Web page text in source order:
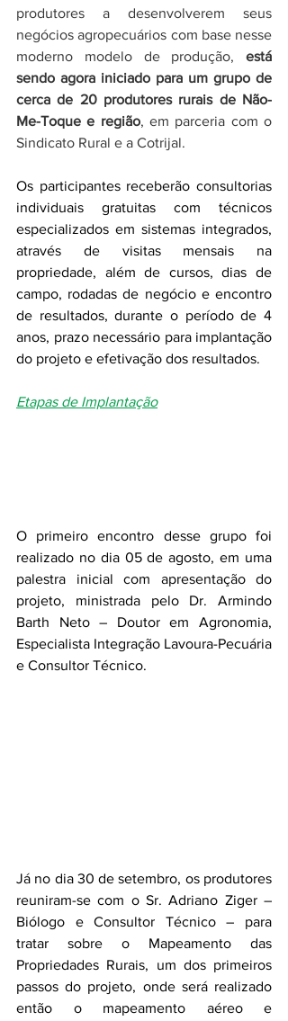
produtores a desenvolverem seus
negócios agropecuários com base nesse
moderno modelo de produção, está
sendo agora iniciado para um grupo de
cerca de 20 produtores rurais de Não-
Me-Toque e região, em parceria com o
Sindicato Rural e a Cotrijal.
Os participantes receberão consultorias
individuais gratuitas com técnicos
especializados em sistemas integrados,
através de visitas mensais na
propriedade, além de cursos, dias de
campo, rodadas de negócio e encontro
de resultados, durante o período de 4
anos, prazo necessário para implantação
do projeto e efetivação dos resultados.
Etapas de Implantação
O primeiro encontro desse grupo foi
realizado no dia 05 de agosto, em uma
palestra inicial com apresentação do
projeto, ministrada pelo Dr. Armindo
Barth Neto – Doutor em Agronomia,
Especialista Integração Lavoura-Pecuária
e Consultor Técnico.
Já no dia 30 de setembro, os produtores
reuniram-se com o Sr. Adriano Ziger –
Biólogo e Consultor Técnico – para
tratar sobre o Mapeamento das
Propriedades Rurais, um dos primeiros
passos do projeto, onde será realizado
então o mapeamento aéreo e